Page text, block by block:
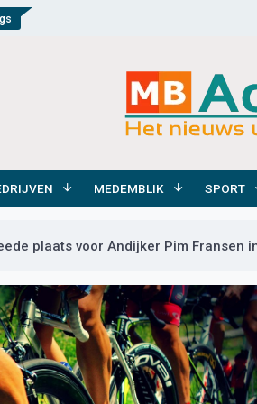
MEDEMBLIK SPORT
plaats voor Andijker Pim Fransen